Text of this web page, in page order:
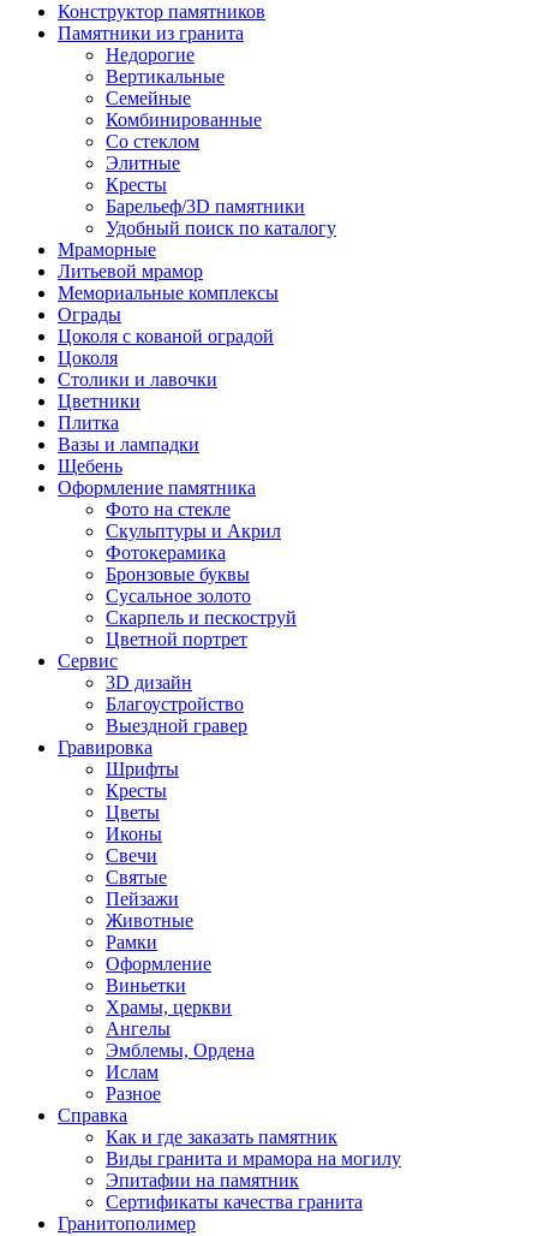
Конструктор памятников
Памятники из гранита
Недорогие
Вертикальные
Семейные
Комбинированные
Со стеклом
Элитные
Кресты
Барельеф/3D памятники
Удобный поиск по каталогу
Мраморные
Литьевой мрамор
Мемориальные комплексы
Ограды
Цоколя с кованой оградой
Цоколя
Столики и лавочки
Цветники
Плитка
Вазы и лампадки
Щебень
Оформление памятника
Фото на стекле
Скульптуры и Акрил
Фотокерамика
Бронзовые буквы
Сусальное золото
Скарпель и пескоструй
Цветной портрет
Сервис
3D дизайн
Благоустройство
Выездной гравер
Гравировка
Шрифты
Кресты
Цветы
Иконы
Свечи
Святые
Пейзажи
Животные
Рамки
Оформление
Виньетки
Храмы, церкви
Ангелы
Эмблемы, Ордена
Ислам
Разное
Справка
Как и где заказать памятник
Виды гранита и мрамора на могилу
Эпитафии на памятник
Сертификаты качества гранита
Гранитополимер